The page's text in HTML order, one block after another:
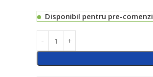
Disponibil pentru pre-comenzi